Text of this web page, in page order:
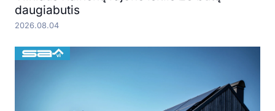
daugiabutis
2026.08.04